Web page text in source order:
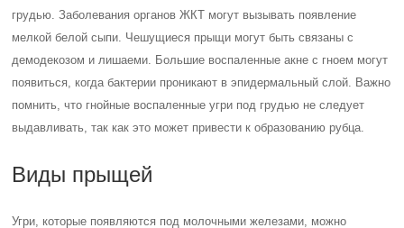
грудью. Заболевания органов ЖКТ могут вызывать появление
мелкой белой сыпи. Чешущиеся прыщи могут быть связаны с
демодекозом и лишаеми. Большие воспаленные акне с гноем могут
появиться, когда бактерии проникают в эпидермальный слой. Важно
помнить, что гнойные воспаленные угри под грудью не следует
выдавливать, так как это может привести к образованию рубца.
Виды прыщей
Угри, которые появляются под молочными железами, можно